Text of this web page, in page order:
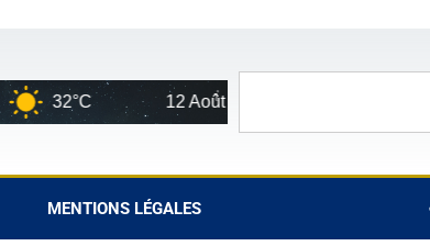
12 Août 29°C
MENTIONS LÉGALES